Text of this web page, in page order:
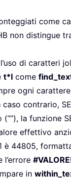
come
non distingue
l’uso di caratteri
t*l come
ogni
contrario,
(“”), la funzione
effettivo
è 44805,
l’errore
in